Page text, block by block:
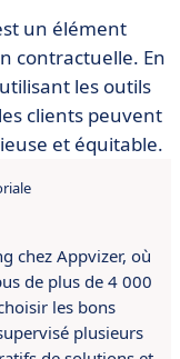
un élément
contractuelle. En
les outils
clients peuvent
et équitable.
chez Appvizer, où
de plus de 4 000
les bons
plusieurs